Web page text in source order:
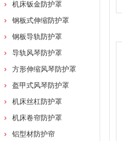
机床钣金防护罩
钢板式伸缩防护罩
钢板导轨防护罩
导轨风琴防护罩
方形伸缩风琴防护罩
盔甲式风琴防护罩
机床丝杠防护罩
机床卷帘防护罩
铝型材防护帘